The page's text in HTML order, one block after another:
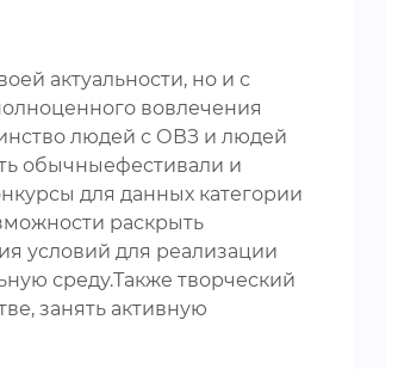
актуальности, но и с
вовлечения
людей с ОВЗ и людей
обычныефестивали и
для данных категории
раскрыть
условий для реализации
среду.Также творческий
занять активную